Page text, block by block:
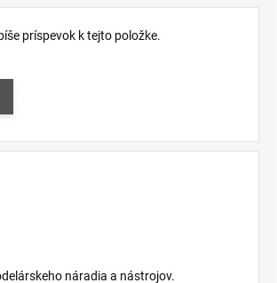
príspevok k tejto položke.
náradia a nástrojov.